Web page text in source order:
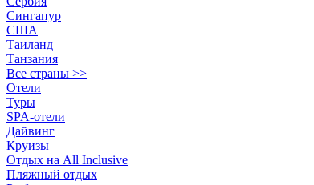
Сингапур
США
Таиланд
Танзания
Все страны >>
Отели
Туры
SPA-отели
Дайвинг
Круизы
Отдых на All Inclusive
Пляжный отдых